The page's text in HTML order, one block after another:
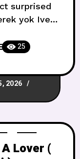
surprised
yok Ive
apart
Kalmak
Söylemek
gon
25
2026
Lover (